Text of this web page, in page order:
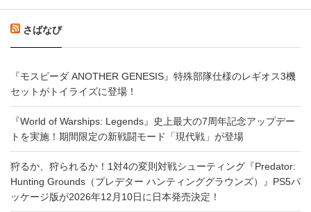
さばなび
『モスピーダ ANOTHER GENESIS』特殊部隊仕様のレギオス3機
セットがトイライズに登場！
『World of Warships: Legends』史上最大の7周年記念アップデー
トを実施！期間限定の新戦闘モード「現代戦」が登場
狩るか、狩られるか！1対4の変則対戦シューティング『Predator:
Hunting Grounds（プレデター ハンティンググラウンズ）』PS5パ
ッケージ版が2026年12月10日に日本発売決定！